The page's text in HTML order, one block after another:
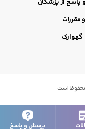
پرسش و پاسخ
از پزشکان
مقررات
گهوارک
محفوظ است